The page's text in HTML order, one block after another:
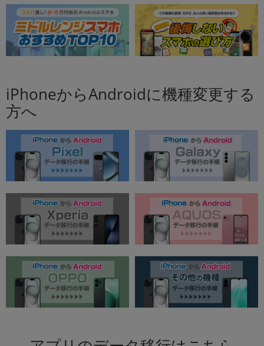
iPhoneからAndroidに機種変更する
方へ